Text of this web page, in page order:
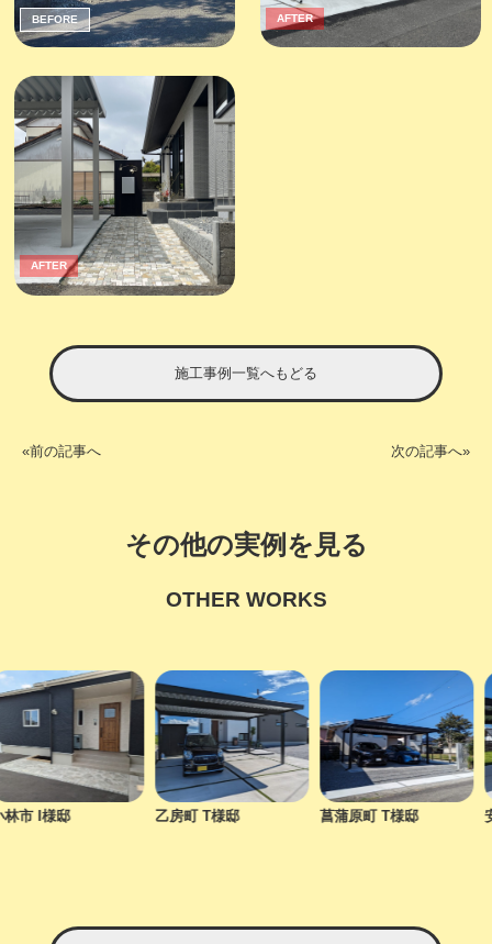
BEFORE AFTER
AFTER
施工事例一覧へもどる
«前の記事へ 次の記事へ»
その他の実例を見る
OTHER WORKS
I様邸 乙房町 T様邸 菖蒲原町 T様邸 安